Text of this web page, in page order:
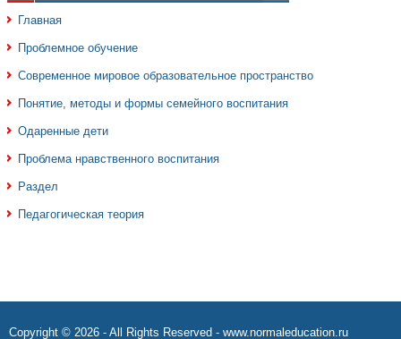
Главная
Проблемное обучение
Современное мировое образовательное пространство
Понятие, методы и формы семейного воспитания
Одаренные дети
Проблема нравственного воспитания
Раздел
Педагогическая теория
Copyright © 2026 - All Rights Reserved - www.normaleducation.ru